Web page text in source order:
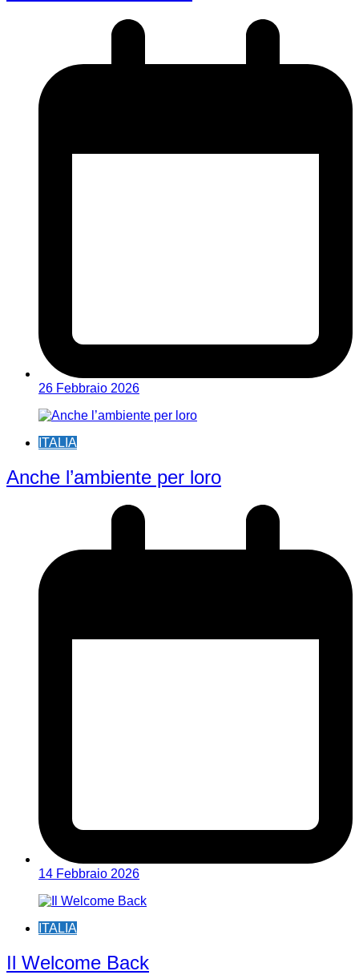
26 Febbraio 2026
ITALIA
Anche l’ambiente per loro
14 Febbraio 2026
ITALIA
Il Welcome Back